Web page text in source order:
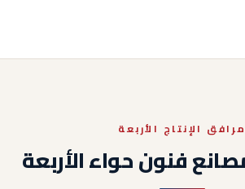
مرافق الإنتاج الأربعة
فنون حواء الأربعة